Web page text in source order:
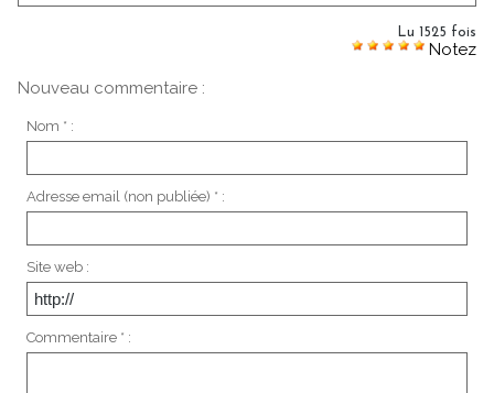
Lu 1525 fois
Notez
Nouveau commentaire :
Nom * :
Adresse email (non publiée) * :
Site web :
Commentaire * :